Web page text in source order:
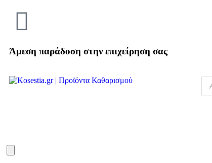
Άμεση παράδοση στην επιχείρηση σας